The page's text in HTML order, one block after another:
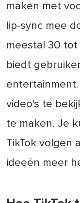
maken met
lip-sync mee
meestal 30
biedt
video's te
te maken. Je
TikTok volgen
ideeën meer